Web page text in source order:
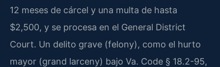
12 meses de cárcel y una multa de hasta
$2,500, y se procesa en el General District
Court. Un delito grave (felony), como el hurto
mayor (grand larceny) bajo Va. Code § 18.2-95,